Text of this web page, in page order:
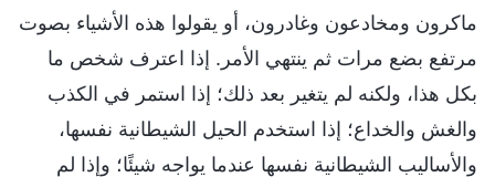
ماكرون ومخادعون وغادرون، أو يقولوا هذه الأشياء بصوت
مرتفع بضع مرات ثم ينتهي الأمر. إذا اعترف شخص ما
بكل هذا، ولكنه لم يتغير بعد ذلك؛ إذا استمر في الكذب
والغش والخداع؛ إذا استخدم الحيل الشيطانية نفسها،
والأساليب الشيطانية نفسها عندما يواجه شيئًا؛ وإذا لم